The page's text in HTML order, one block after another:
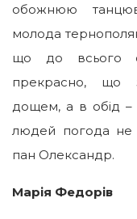
обожнюю
молода
що до всього
прекрасно, що
дощем, а в обід –
людей погода не
пан Олександр.
Марія Федорів